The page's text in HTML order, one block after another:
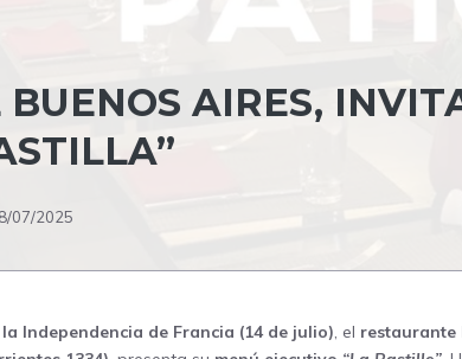
BUENOS AIRES,
07/2025
Independencia de Francia (14 de julio), el restaurante